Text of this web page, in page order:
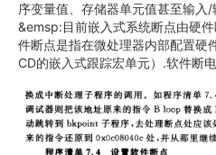
序变量值、存储器单元值甚至输入/
&emsp:目前嵌入式系统断点由硬
件断点是指在微处理器内部配置硬
CD的嵌入式跟踪宏单元）.软件断